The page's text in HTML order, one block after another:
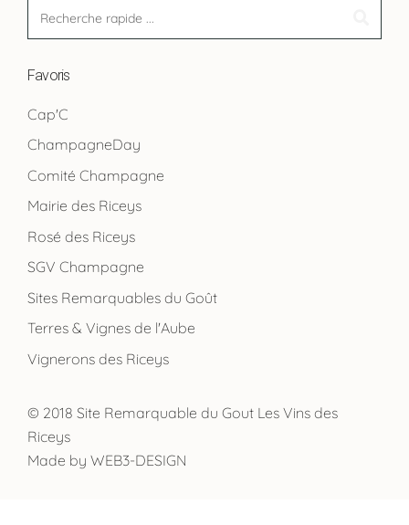
Favoris
Cap'C
ChampagneDay
Comité Champagne
Mairie des Riceys
Rosé des Riceys
SGV Champagne
Sites Remarquables du Goût
Terres & Vignes de l'Aube
Vignerons des Riceys
© 2018 Site Remarquable du Gout Les Vins des
Riceys
Made by WEB3-DESIGN